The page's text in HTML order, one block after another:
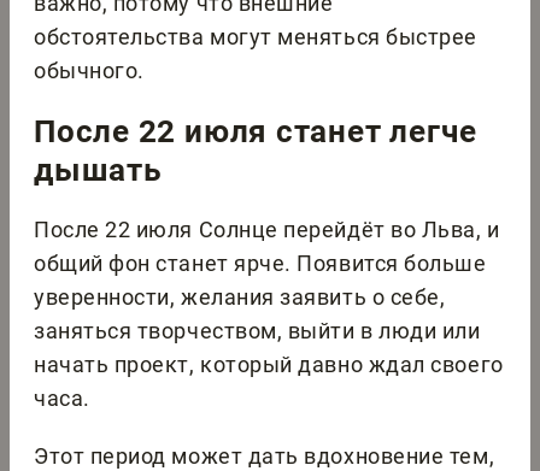
обстоятельства могут меняться быстрее
обычного.
После 22 июля станет легче
дышать
После 22 июля Солнце перейдёт во Льва, и
общий фон станет ярче. Появится больше
уверенности, желания заявить о себе,
заняться творчеством, выйти в люди или
начать проект, который давно ждал своего
часа.
Этот период может дать вдохновение тем,